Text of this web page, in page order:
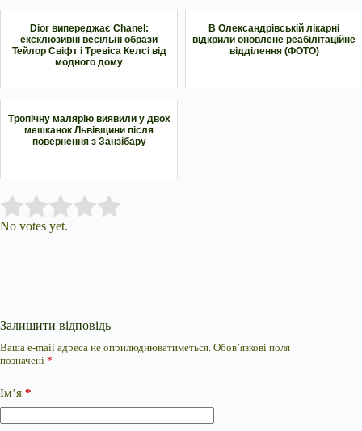
Dior випереджає Chanel:
ексклюзивні весільні образи
Тейлор Свіфт і Тревіса Келсі від
модного дому
В Олександрівській лікарні
відкрили оновлене реабілітаційне
відділення (ФОТО)
Тропічну малярію виявили у двох
мешканок Львівщини після
повернення з Занзібару
Rate this item:
No votes yet.
Залишити відповідь
Ваша e-mail адреса не оприлюднюватиметься. Обов’язкові поля
позначені *
Ім’я *